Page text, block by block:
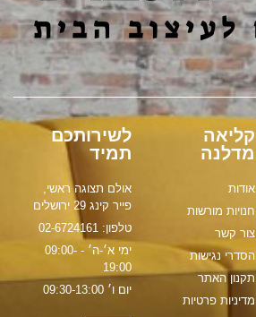
קליאה
מדלנה
אודות
חנויות מורשות
צור קשר
הסדרי נגישות
תקנון האתר
מדיניות פרטיות
לשירותכם
תמיד
אולם תצוגה ראשי,
פייר קינג 29 ירושלים
טלפון: 02-6724161
ימי א׳-ה׳ - 09:00-
19:00
יום ו׳ 09:30-13:00